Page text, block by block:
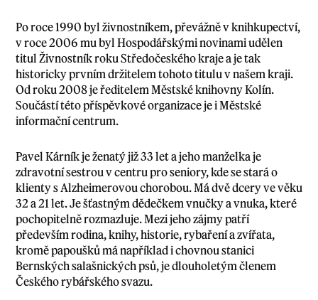
Po roce 1990 byl živnostníkem, převážně v knihkupectví,
v roce 2006 mu byl Hospodářskými novinami udělen
titul Živnostník roku Středočeského kraje a je tak
historicky prvním držitelem tohoto titulu v našem kraji.
Od roku 2008 je ředitelem Městské knihovny Kolín.
Součástí této příspěvkové organizace je i Městské
informační centrum.
Pavel Kárník je ženatý již 33 let a jeho manželka je
zdravotní sestrou v centru pro seniory, kde se stará o
klienty s Alzheimerovou chorobou. Má dvě dcery ve věku
32 a 21 let. Je šťastným dědečkem vnučky a vnuka, které
pochopitelně rozmazluje. Mezi jeho zájmy patří
především rodina, knihy, historie, rybaření a zvířata,
kromě papoušků má například i chovnou stanici
Bernských salašnických psů, je dlouholetým členem
Českého rybářského svazu.